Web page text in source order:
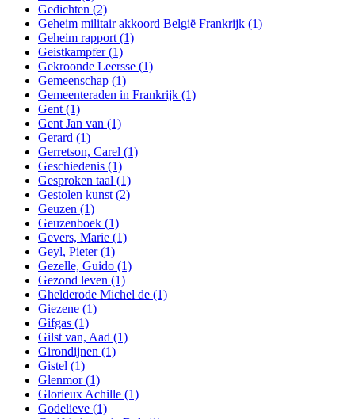
Gedichten (2)
Geheim militair akkoord België Frankrijk (1)
Geheim rapport (1)
Geistkampfer(1)
Gekroonde Leersse (1)
Gemeenschap (1)
Gemeenteraden in Frankrijk (1)
Gent (1)
Gent Jan van (1)
Gerard (1)
Gerretson, Carel (1)
Geschiedenis (1)
Gesproken taal (1)
Gestolen kunst (2)
Geuzen (1)
Geuzenboek (1)
Gevers, Marie (1)
Geyl, Pieter(1)
Gezelle, Guido (1)
Gezond leven (1)
Ghelderode Michel de (1)
Giezene (1)
Gifgas (1)
Gilst van, Aad (1)
Girondijnen (1)
Gistel (1)
Glenmor(1)
Glorieux Achille (1)
Godelieve (1)